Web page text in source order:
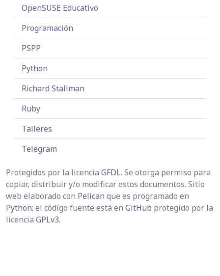
OpenSUSE Educativo
Programación
PSPP
Python
Richard Stallman
Ruby
Talleres
Telegram
Protegidos por la licencia GFDL. Se otorga permiso para
copiar, distribuir y/o modificar estos documentos. Sitio
web elaborado con Pelican que es programado en
Python; el código fuente está en GitHub protegido por la
licencia GPLv3.